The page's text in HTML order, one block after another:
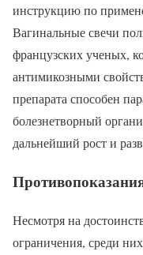
инструкцию по
Вагинальные свечи
французских ученых,
антимикозными
препарата способен
болезнетворный
дальнейший рост и
Несмотря на
ограничения, среди